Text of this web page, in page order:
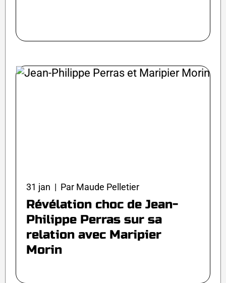
31 jan | Par Maude Pelletier
Révélation choc de Jean-
Philippe Perras sur sa
relation avec Maripier
Morin